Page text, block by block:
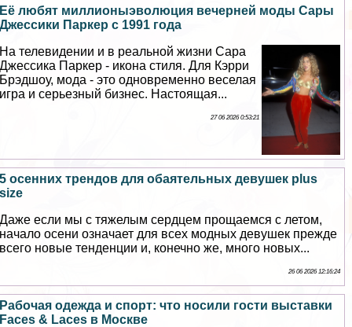
Её любят миллионыэволюция вечерней моды Сары
Джессики Паркер с 1991 года
На телевидении и в реальной жизни Сара
Джессика Паркер - икона стиля. Для Кэрри
Брэдшоу, мода - это одновременно веселая
игра и серьезный бизнес. Настоящая...
27 06 2026 0:53:21
5 осенних трендов для обаятельных дeвyшек plus
size
Даже если мы с тяжелым сердцем прощаемся с летом,
начало осени означает для всех модных дeвyшек прежде
всего новые тенденции и, конечно же, много новых...
26 06 2026 12:16:24
Рабочая одежда и спорт: что носили гости выставки
Faces & Laces в Москве